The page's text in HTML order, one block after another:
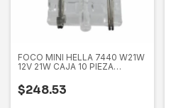
FOCO MINI HELLA 7440 W21W
12V 21W CAJA 10 PIEZA
$248.53